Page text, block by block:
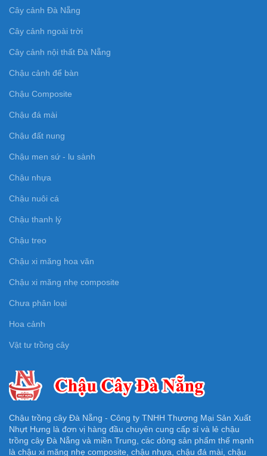
Cây cảnh Đà Nẵng
Cây cảnh ngoài trời
Cây cảnh nội thất Đà Nẵng
Chậu cảnh để bàn
Chậu Composite
Chậu đá mài
Chậu đất nung
Chậu men sứ - lu sành
Chậu nhựa
Chậu nuôi cá
Chậu thanh lý
Chậu treo
Chậu xi măng hoa văn
Chậu xi măng nhẹ composite
Chưa phân loại
Hoa cảnh
Vật tư trồng cây
Chậu trồng cây Đà Nẵng - Công ty TNHH Thương Mại Sản Xuất
Nhựt Hưng là đơn vị hàng đầu chuyên cung cấp sỉ và lẻ chậu
trồng cây Đà Nẵng và miền Trung, các dòng sản phẩm thế mạnh
là chậu xi măng nhẹ composite, chậu nhựa, chậu đá mài, chậu